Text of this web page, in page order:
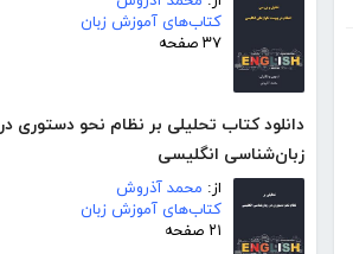
کتاب‌های آموزش زبان
۳۷ صفحه
دانلود کتاب تحلیلی بر نظام نحو دستوری در
زبان‌شناسی انگلیسی
از: محمد آذروش
کتاب‌های آموزش زبان
۲۱ صفحه